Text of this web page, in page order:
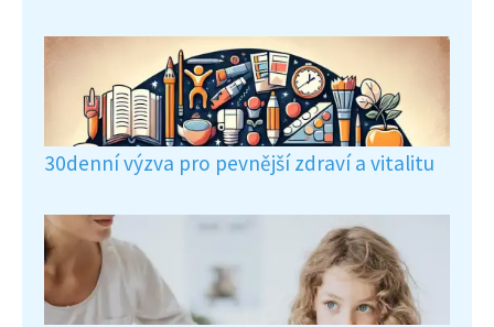
30denní výzva pro pevnější zdraví a vitalitu